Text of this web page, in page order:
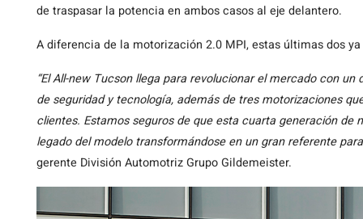
de traspasar la potencia en ambos casos al eje delantero.
A diferencia de la motorización 2.0 MPI, estas últimas dos
“El All-new Tucson llega para revolucionar el mercado con
de seguridad y tecnología, además de tres motorizaciones
clientes. Estamos seguros de que esta cuarta generación
legado del modelo transformándose en un gran referente
gerente División Automotriz Grupo Gildemeister.